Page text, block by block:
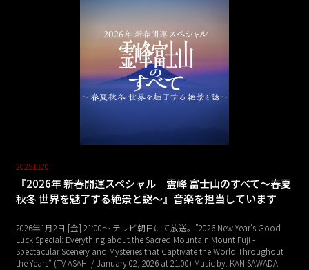
20251120
『2026年 新春開運スペシャル 霊峰 富士山のすべて～春夏
秋冬 世界を魅了する絶景と謎～』音楽を担当しています
2026年1月2日 [金] 21:00～ テレビ朝日にて放送。"2026 New Year's Good
Luck Special: Everything about the Sacred Mountain Mount Fuji -
Spectacular Scenery and Mysteries that Captivate the World Throughout
the Years" (TV ASAHI / January 02, 2026 at 21:00) Music by: KAN SAWADA